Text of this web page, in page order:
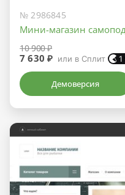
№ 2986845
Мини-магазин
10 900 ₽
7 630 ₽ или в Сплит
Демоверсия